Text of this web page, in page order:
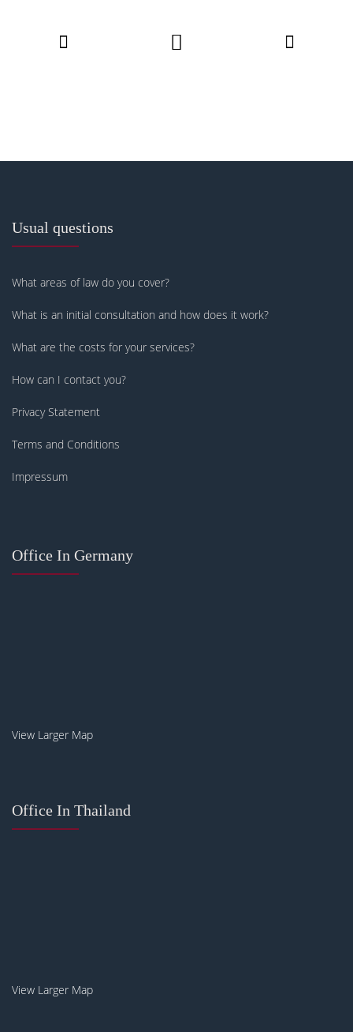
Usual questions
What areas of law do you cover?
What is an initial consultation and how does it work?
What are the costs for your services?
How can I contact you?
Privacy Statement
Terms and Conditions
Impressum
Office In Germany
View Larger Map
Office In Thailand
View Larger Map